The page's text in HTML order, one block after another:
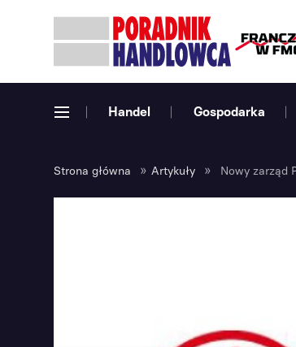
Handel Gospodarka
Strona główna » Artykuły » Nowy zarząd